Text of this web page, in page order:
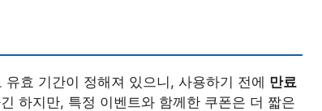
효 기간이 정해져 있으니, 사용하기 전에 만료
하지만, 특정 이벤트와 함께한 쿠폰은 더 짧은